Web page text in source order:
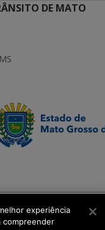
DE MATO
experiência
compreender